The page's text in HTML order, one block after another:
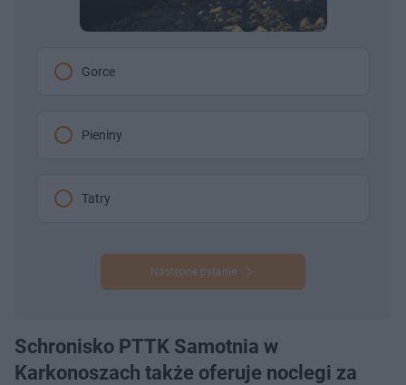
Gorce
Pieniny
Tatry
Następne pytanie
Schronisko PTTK Samotnia w
Karkonoszach także oferuje noclegi za